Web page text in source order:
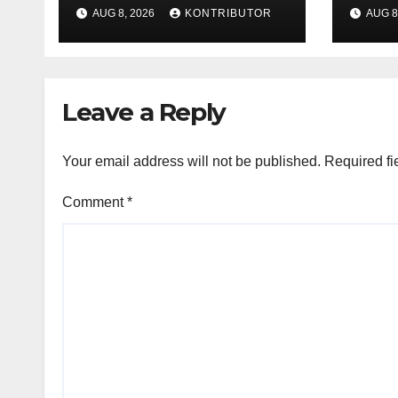
Jelang HUT ke-81 RI
AUG 8, 2026 KONTRIBUTOR AUG
Leave a Reply
Your email address will not be published. Required
Comment*